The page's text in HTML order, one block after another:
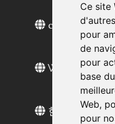
Ce site
pour
de
pour
base
Web,
pour
сайт на
Web sitesi
한국 웹 사이트